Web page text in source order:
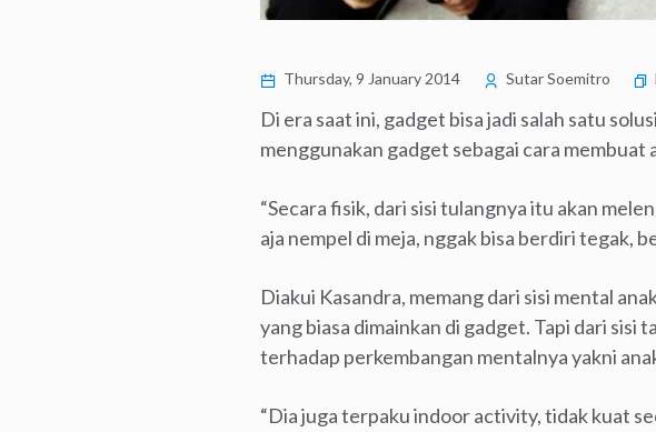
Thursday, 9 January 2014 Sutar Soemitro
Di era saat ini, gadget bisa jadi salah satu
menggunakan gadget sebagai cara membuat
“Secara fisik, dari sisi tulangnya itu akan
aja nempel di meja, nggak bisa berdiri tegak,
Diakui Kasandra, memang dari sisi mental
yang biasa dimainkan di gadget. Tapi dari sisi
terhadap perkembangan mentalnya yakni
“Dia juga terpaku indoor activity, tidak kuat